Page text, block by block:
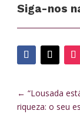
Siga-nos
← “Lousada
riqueza: o seu